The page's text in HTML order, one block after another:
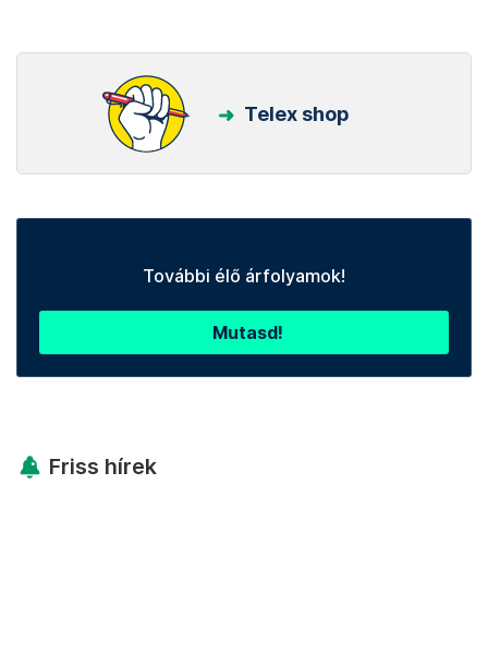
Telex shop
További élő árfolyamok!
Mutasd!
Friss hírek